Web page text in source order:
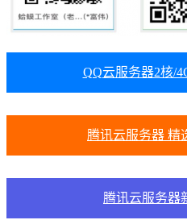
QQ云服务器2核/
腾讯云服务器 精
腾讯云服务器